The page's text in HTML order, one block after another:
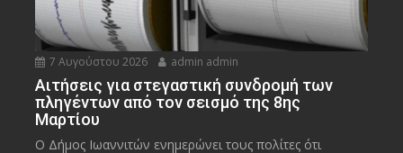
7 Αυγούστου 2026 admin admin
Αιτήσεις για στεγαστική συνδρομή των
πληγέντων από τον σεισμό της 8ης
Μαρτίου
Ο Δήμος Ιωαννιτών ενημερώνει τους πολίτες ότι